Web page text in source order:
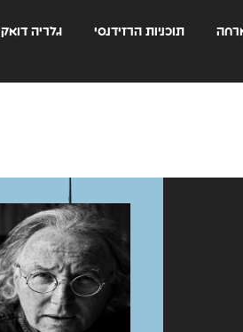
תוכניות הרזידנסי גלריה דואק